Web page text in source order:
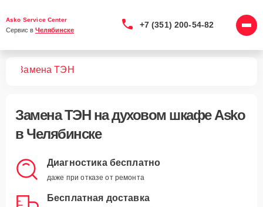
Asko Service Center
Сервис в Челябинске
+7 (351) 200-54-82
Замена ТЭН
Замена ТЭНна духовом шкафе Asko
в Челябинске
Диагностика бесплатно
даже при отказе от ремонта
Бесплатная доставка